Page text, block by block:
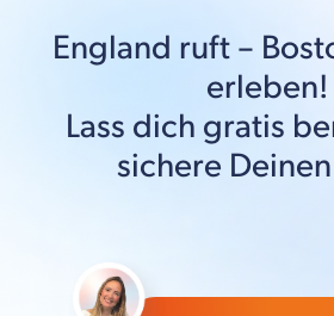
England ruft –
erleben!
Lass dich gratis
sichere